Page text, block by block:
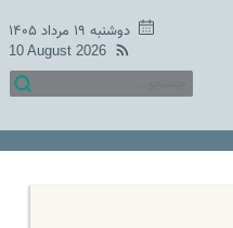
دوشنبه ۱۹ مرداد ۱۴۰۵
10 August 2026